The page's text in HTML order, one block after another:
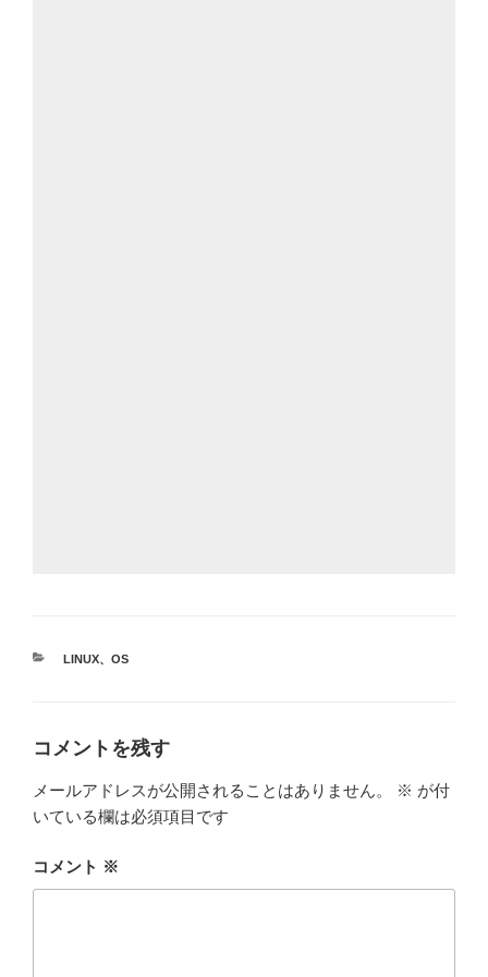
カ
LINUX、 OS
コメントを残す
メールアドレスが公開されることはありません。 ※ が付
いている欄は必須項目です
コメント ※